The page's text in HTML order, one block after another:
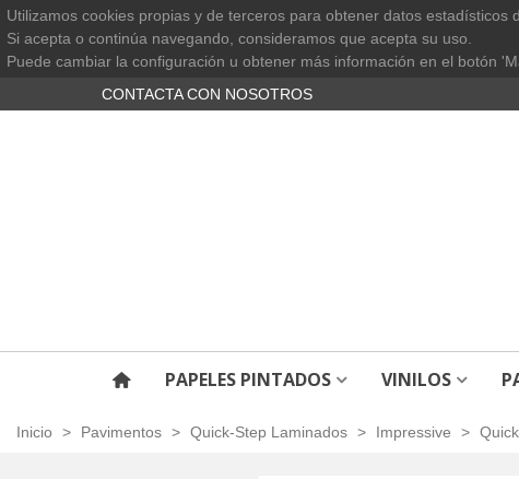
Utilizamos cookies propias y de terceros para obtener datos
Si acepta o continúa navegando, consideramos que acepta su uso.
Puede cambiar la configuración u obtener más información en el botón
CONTACTA CON NOSOTROS
PAPELES PINTADOS VINILOS
Inicio > Pavimentos > Quick-Step Laminados > Impressive >